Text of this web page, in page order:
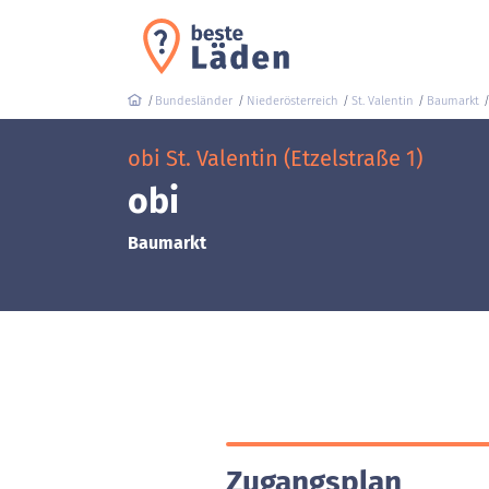
Bundesländer Niederösterreich St. Valentin Baumarkt
obi St. Valentin (Etzelstraße 1)
obi
Baumarkt